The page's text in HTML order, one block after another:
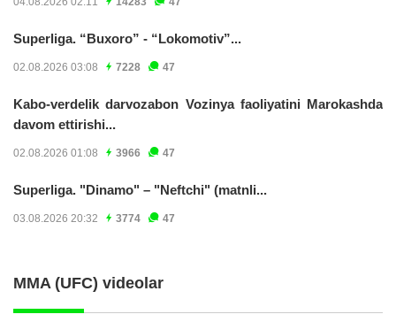
Superliga. “Buxoro” - “Lokomotiv”...
02.08.2026 03:08 7228 47
Kabo-verdelik darvozabon Vozinya faoliyatini Marokashda
davom ettirishi...
02.08.2026 01:08 3966 47
Superliga. "Dinamo" – "Neftchi" (matnli...
03.08.2026 20:32 3774 47
MMA (UFC) videolar